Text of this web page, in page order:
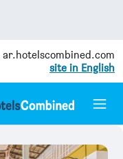
ar.hotelscombined.com
site in English